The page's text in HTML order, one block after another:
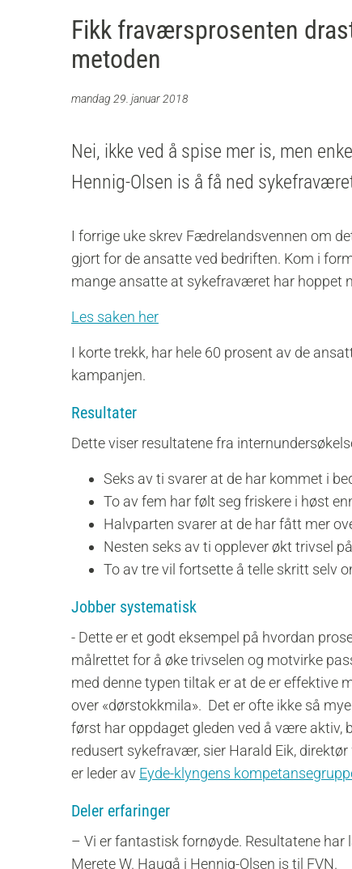
Fikk fraværsprosenten
metoden
mandag 29. januar 2018
Nei, ikke ved å spise mer is, men
Hennig-Olsen is å få ned
I forrige uke skrev Fædrelandsvennen om
gjort for de ansatte ved bedriften. Kom i
mange ansatte at sykefraværet har hoppet
Les saken her
I korte trekk, har hele 60 prosent av de
kampanjen.
Resultater
Dette viser resultatene fra
Seks av ti svarer at de har kommet i
To av fem har følt seg friskere i høst
Halvparten svarer at de har fått mer
Nesten seks av ti opplever økt trivsel
To av tre vil fortsette å telle skritt selv
Jobber systematisk
- Dette er et godt eksempel på hvordan
målrettet for å øke trivselen og motvirke
med denne typen tiltak er at de er effektive
over «dørstokkmila». Det er ofte ikke så
først har oppdaget gleden ved å være aktiv,
redusert sykefravær, sier Harald Eik,
er leder av Eyde-klyngens
Deler erfaringer
– Vi er fantastisk fornøyde. Resultatene
Merete W. Haugå i Hennig-Olsen is til FVN.